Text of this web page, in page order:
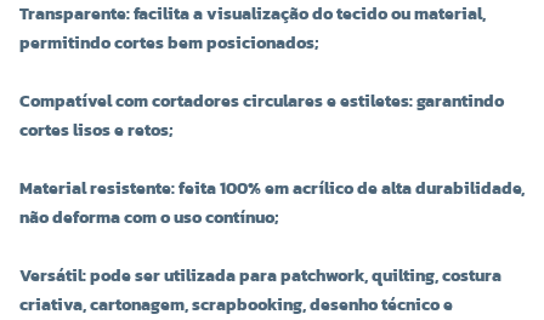
Transparente: facilita a visualização do tecido ou material,
permitindo cortes bem posicionados;
Compatível com cortadores circulares e estiletes: garantindo
cortes lisos e retos;
Material resistente: feita 100% em acrílico de alta durabilidade,
não deforma com o uso contínuo;
Versátil: pode ser utilizada para patchwork, quilting, costura
criativa, cartonagem, scrapbooking, desenho técnico e